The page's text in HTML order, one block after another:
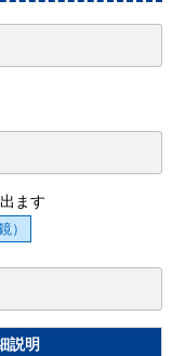
ます
）
説明